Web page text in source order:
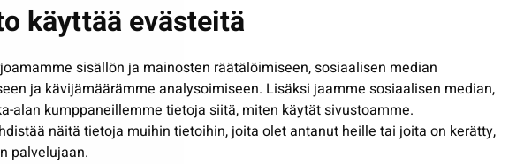
käyttää evästeitä
sisällön ja mainosten räätälöimiseen, sosiaalisen median
ja kävijämäärämme analysoimiseen. Lisäksi jaamme sosiaalisen median,
alan kumppaneillemme tietoja siitä, miten käytät sivustoamme.
näitä tietoja muihin tietoihin, joita olet antanut heille tai joita on kerätty,
palvelujaan.